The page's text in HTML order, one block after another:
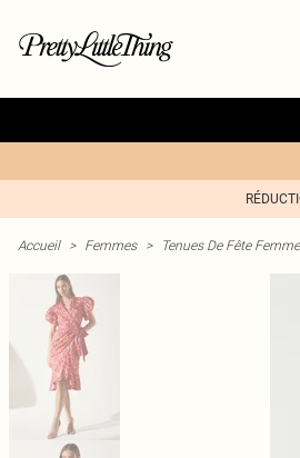
Accueil > Femmes > Tenues De Fête Femme